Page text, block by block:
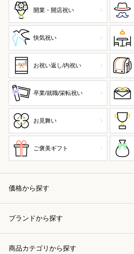
開業・開店祝い
快気祝い
お祝い返し/内祝い
卒業/就職/栄転祝い
お見舞い
ご褒美ギフト
価格から探す
ブランドから探す
商品カテゴリから探す